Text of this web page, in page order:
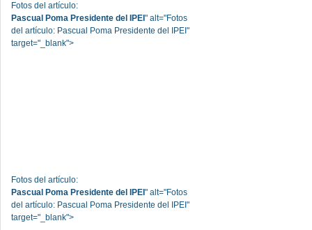
Fotos del artículo:
Pascual Poma Presidente del IPEI " alt="Fotos
del artículo: Pascual Poma Presidente del IPEI"
target="_blank">
Fotos del artículo:
Pascual Poma Presidente del IPEI " alt="Fotos
del artículo: Pascual Poma Presidente del IPEI"
target="_blank">